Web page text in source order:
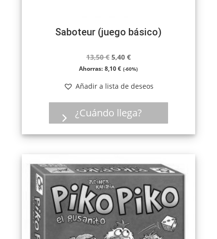
Saboteur (juego básico)
13,50€ El
precio
era:
13,50 €.
5,40 €El
precio
es:
5,40 €.
Ahorras: 8,10€ (-60%)
Añadir a lista de deseos
¿Cuándo llega?